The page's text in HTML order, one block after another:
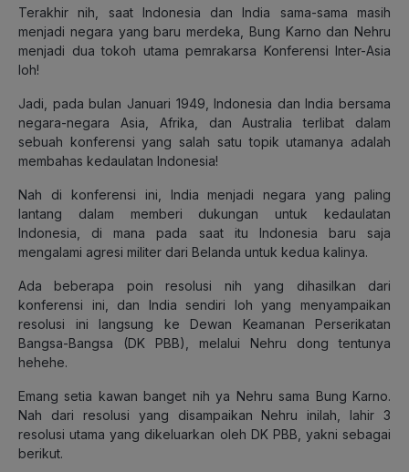
Terakhir nih, saat Indonesia dan India sama-sama masih
menjadi negara yang baru merdeka, Bung Karno dan Nehru
menjadi dua tokoh utama pemrakarsa Konferensi Inter-Asia
loh!
Jadi, pada bulan Januari 1949, Indonesia dan India bersama
negara-negara Asia, Afrika, dan Australia terlibat dalam
sebuah konferensi yang salah satu topik utamanya adalah
membahas kedaulatan Indonesia!
Nah di konferensi ini, India menjadi negara yang paling
lantang dalam memberi dukungan untuk kedaulatan
Indonesia, di mana pada saat itu Indonesia baru saja
mengalami agresi militer dari Belanda untuk kedua kalinya.
Ada beberapa poin resolusi nih yang dihasilkan dari
konferensi ini, dan India sendiri loh yang menyampaikan
resolusi ini langsung ke Dewan Keamanan Perserikatan
Bangsa-Bangsa (DK PBB), melalui Nehru dong tentunya
hehehe.
Emang setia kawan banget nih ya Nehru sama Bung Karno.
Nah dari resolusi yang disampaikan Nehru inilah, lahir 3
resolusi utama yang dikeluarkan oleh DK PBB, yakni sebagai
berikut.